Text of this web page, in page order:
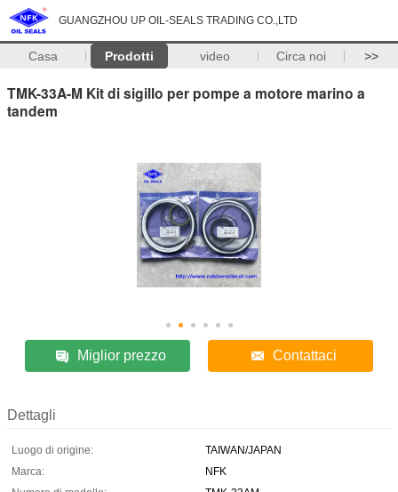
GUANGZHOU UP OIL-SEALS TRADING CO.,LTD
Casa Prodotti video Circa noi >>
TMK-33A-M Kit di sigillo per pompe a motore marino a
tandem
Miglior prezzo Contattaci
Dettagli
Luogo di origine:
TAIWAN/JAPAN
Marca:
NFK